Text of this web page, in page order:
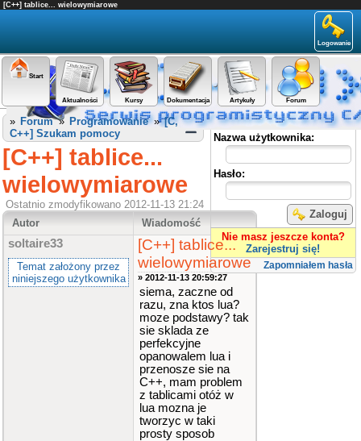
[C++] tablice... wielowymiarowe
Logowanie
Start
Aktualności Kursy Dokumentacja Artykuły Forum
Panel użytkownika
Nazwa użytkownika:
Hasło:
Zaloguj
Nie masz jeszcze konta?
Zarejestruj się!
Zapomniałem hasła
» Forum» Programowanie»[C,
C++] Szukam pomocy
[C++] tablice...
wielowymiarowe
Ostatnio zmodyfikowano 2012-11-13 21:24
Autor
Wiadomość
soltaire33
Temat założony przez
niniejszego użytkownika
[C++] tablice...
wielowymiarowe
» 2012-11-13 20:59:27
siema, zaczne od
razu, zna ktos lua?
moze podstawy? tak
sie sklada ze
perfekcyjne
opanowalem lua i
przenosze sie na
C++, mam problem
z tablicami otóż w
lua mozna je
tworzyc w taki
prosty sposob